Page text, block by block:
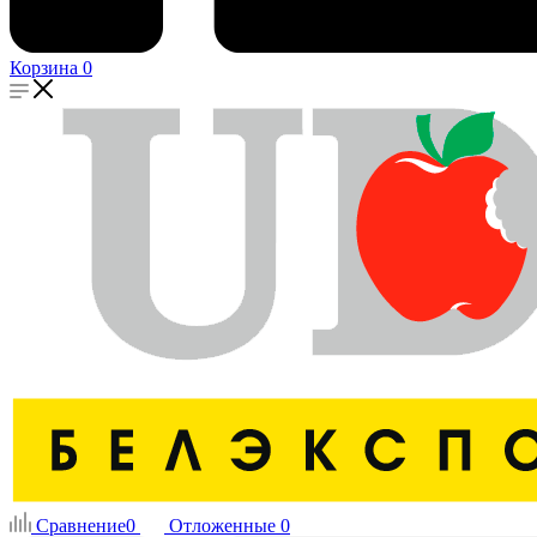
Корзина 0
Сравнение0 Отложенные 0